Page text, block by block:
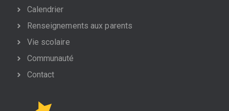
Calendrier
Renseignements aux parents
Vie scolaire
Communauté
Contact